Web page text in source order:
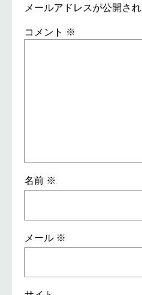
メールアドレスが公開さ
コメント ※
名前 ※
メール ※